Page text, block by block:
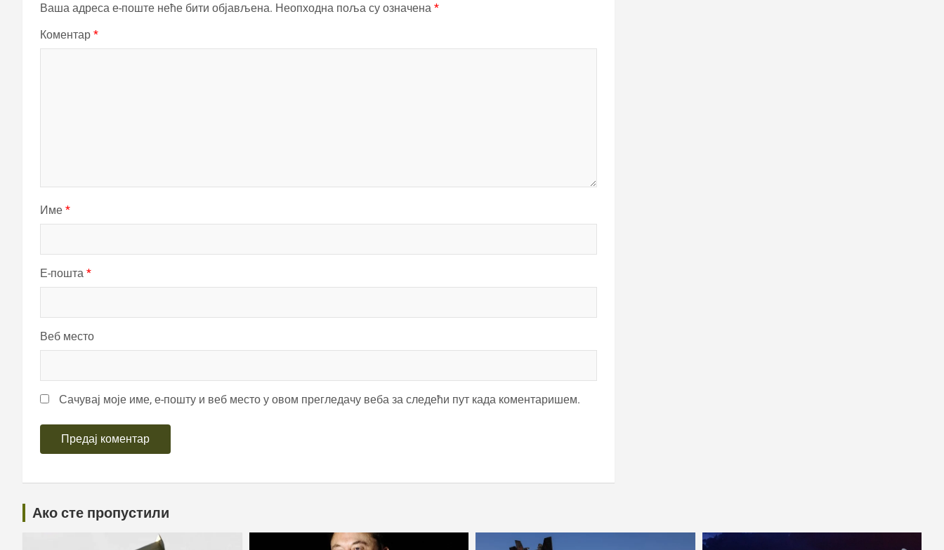
Ваша адреса е-поште неће бити објављена. Неопходна поља су означена *
Коментар *
Име *
Е-пошта *
Веб место
Сачувај моје име, е-пошту и веб место у овом прегледачу веба за следећи пут када коментаришем.
Ако сте пропустили